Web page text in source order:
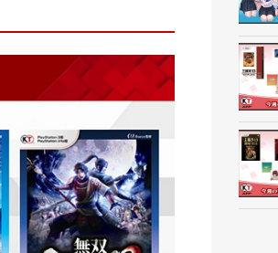
ライセンスビジネス
新卒採用